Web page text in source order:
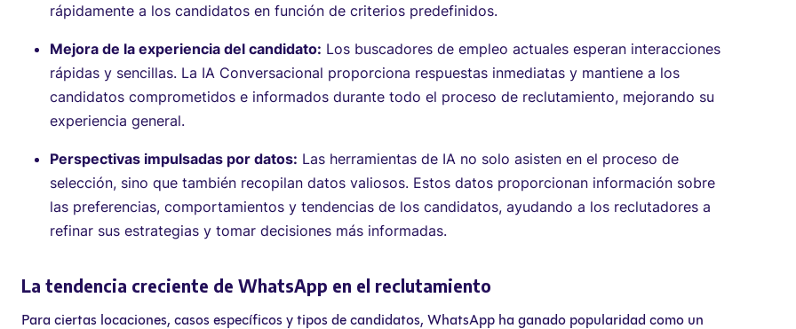
rápidamente a los candidatos en función de criterios predefinidos.
Mejora de la experiencia del candidato: Los buscadores de empleo actuales esperan interacciones
rápidas y sencillas. La IA Conversacional proporciona respuestas inmediatas y mantiene a los
candidatos comprometidos e informados durante todo el proceso de reclutamiento, mejorando su
experiencia general.
Perspectivas impulsadas por datos: Las herramientas de IA no solo asisten en el proceso de
selección, sino que también recopilan datos valiosos. Estos datos proporcionan información sobre
las preferencias, comportamientos y tendencias de los candidatos, ayudando a los reclutadores a
refinar sus estrategias y tomar decisiones más informadas.
La tendencia creciente de WhatsApp en el reclutamiento
Para ciertas locaciones, casos específicos y tipos de candidatos, WhatsApp ha ganado popularidad como un